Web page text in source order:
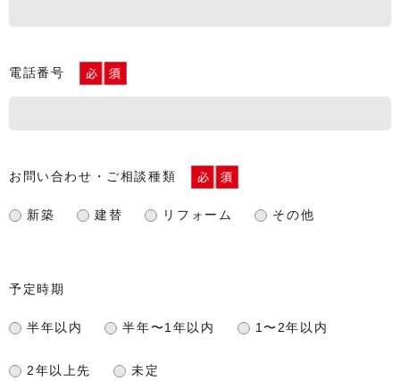
電話番号
お問い合わせ・ご相談種類
新築 建替 リフォーム その他
予定時期
半年以内 半年〜1年以内 1〜2年以内
2年以上先 未定